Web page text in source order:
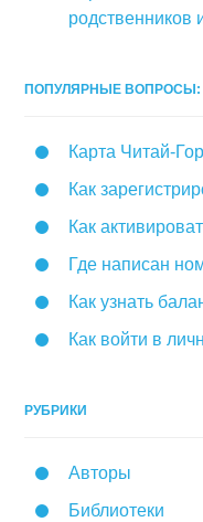
родственников
ПОПУЛЯРНЫЕ ВОПРОСЫ:
Карта Читай-
Как
Как
Где написан
Как узнать
Как войти в
РУБРИКИ
Авторы
Библиотеки